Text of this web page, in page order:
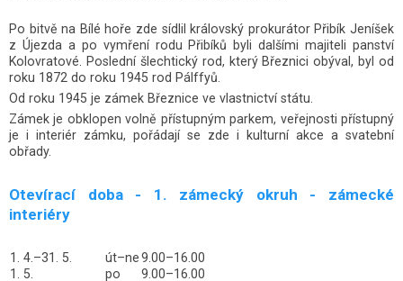
Po bitvě na Bílé hoře zde sídlil královský prokurátor Přibík Jeníšek
z Újezda a po vymření rodu Přibíků byli dalšími majiteli panství
Kolovratové. Poslední šlechtický rod, který Březnici obýval, byl od
roku 1872 do roku 1945 rod Pálffyů.
Od roku 1945 je zámek Březnice ve vlastnictví státu.
Zámek je obklopen volně přístupným parkem, veřejnosti přístupný
je i interiér zámku, pořádají se zde i kulturní akce a svatební
obřady.
Otevírací doba - 1. zámecký okruh - zámecké
interiéry
1. 4.–31. 5. út–ne9.00–16.00
1. 5.
po
9.00–16.00